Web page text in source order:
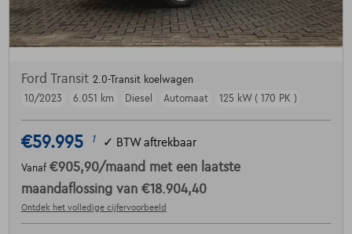
Ford Transit 2.0-Transit koelwagen
10/2023
6.051 km Diesel Automaat 125 kW ( 170 PK )
€59.995 1 ✓ BTW aftrekbaar
Vanaf €905,90/maand met een laatste
maandaflossing van €18.904,40
Ontdek het volledige cijfervoorbeeld